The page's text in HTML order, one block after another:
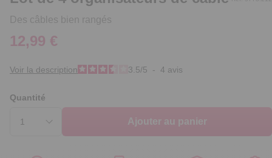
Des câbles bien rangés
12,99 €
Voir la description 3.5/5 - 4 avis
Quantité
Ajouter au panier